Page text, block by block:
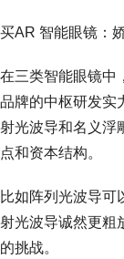
买AR 智能眼镜：
在三类智能眼镜中
品牌的中枢研发实
射光波导和名义浮
点和资本结构。
比如阵列光波导可
射光波导诚然更粗
的挑战。